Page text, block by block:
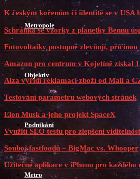
Metropole
Objektiv
Podnikání
Metro
K českým kořenům či identitě se v USA
Schránka se vzorky z planetky Bennu
Fotovoltaiky postupně zlevňují, příčinou
Amazon pro centrum v Kojetíně získal
Alza vyřídí reklamaci zboží od Mall a
Testování parametru webových stránek
Elon Musk a jeho projekt SpaceX
Využití SEO testu pro zlepšení
Souboj fastfoodů – BigMac vs. Whooper
Užitečné aplikace v iPhonu pro každého